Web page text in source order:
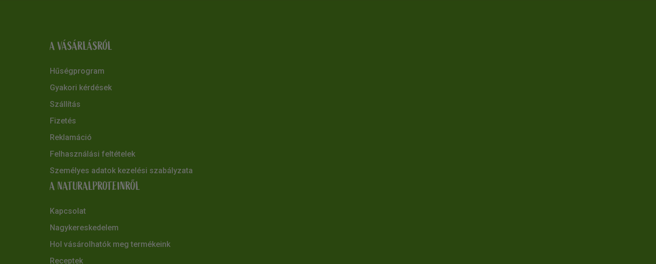
A VÁSÁRLÁSRÓL
Hűségprogram
Gyakori kérdések
Szállítás
Fizetés
Reklamáció
Felhasználási feltételek
Személyes adatok kezelési szabályzata
A NATURALPROTEINRŐL
Kapcsolat
Nagykereskedelem
Hol vásárolhatók meg termékeink
Receptek